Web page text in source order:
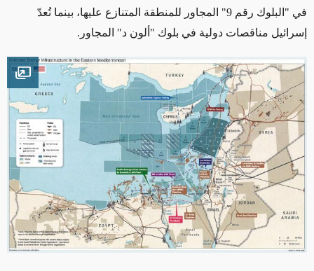
في "البلوك رقم 9" المجاور للمنطقة المتنازع عليها، بينما تُعدّ
إسرائيل مناقصات دولية في بلوك "ألون د" المجاور.